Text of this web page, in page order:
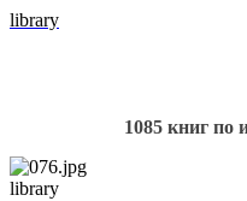
library
1085 книг по
library